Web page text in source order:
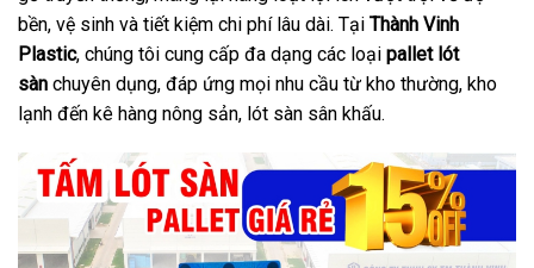
bền, vệ sinh và tiết kiệm chi phí lâu dài. Tại Thành Vinh
Plastic, chúng tôi cung cấp đa dạng các loại pallet lót
sàn chuyên dụng, đáp ứng mọi nhu cầu từ kho thường, kho
lạnh đến kê hàng nông sản, lót sàn sân khấu.